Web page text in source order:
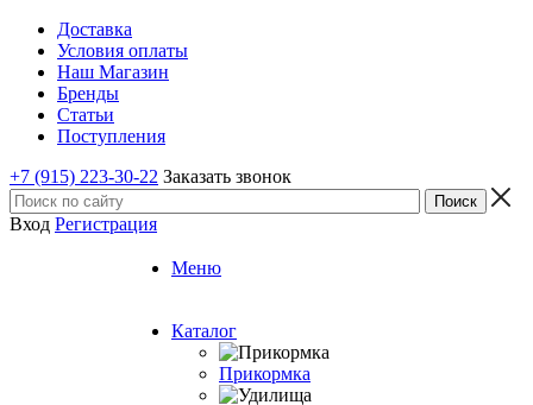
Доставка
Условия оплаты
Наш Магазин
Бренды
Статьи
Поступления
+7 (915) 223-30-22 Заказать звонок
Вход Регистрация
Меню
Каталог
Прикормка